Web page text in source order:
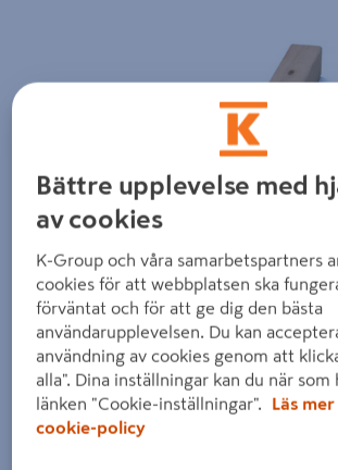
Bättre upplevelse med
av cookies
K-Group och våra samarbetspartners
cookies för att webbplatsen ska
förväntat och för att ge dig den bästa
användarupplevelsen. Du kan
användning av cookies genom att
alla". Dina inställningar kan du när som
länken "Cookie-inställningar".
Läs
cookie-policy